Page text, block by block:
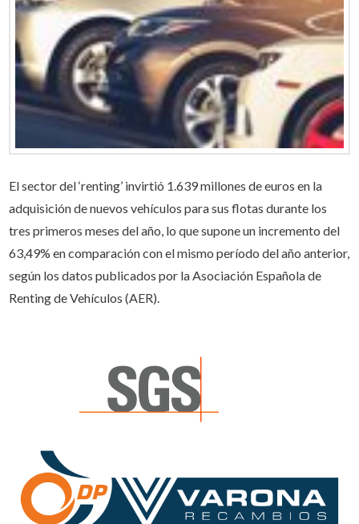
El sector del ‘renting’ invirtió 1.639 millones de euros en la
adquisición de nuevos vehículos para sus flotas durante los
tres primeros meses del año, lo que supone un incremento del
63,49% en comparación con el mismo período del año anterior,
según los datos publicados por la Asociación Española de
Renting de Vehículos (AER).